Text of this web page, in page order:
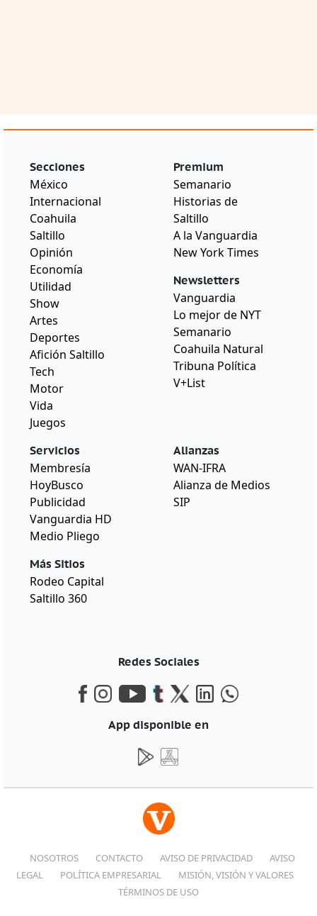
Secciones
México
Internacional
Coahuila
Saltillo
Opinión
Economía
Utilidad
Show
Artes
Deportes
Afición Saltillo
Tech
Motor
Vida
Juegos
Premium
Semanario
Historias de
Saltillo
A la Vanguardia
New York Times
Newsletters
Vanguardia
Lo mejor de NYT
Semanario
Coahuila Natural
Tribuna Política
V+List
Servicios
Membresía
HoyBusco
Publicidad
Vanguardia HD
Medio Pliego
Más Sitios
Rodeo Capital
Saltillo 360
Alianzas
WAN-IFRA
Alianza de Medios
SIP
Redes Sociales
App disponible en
NOSOTROS CONTACTO AVISO DE PRIVACIDAD
AVISO
LEGAL
POLÍTICA EMPRESARIAL
MISIÓN, VISIÓN Y VALORES
TÉRMINOS DE USO